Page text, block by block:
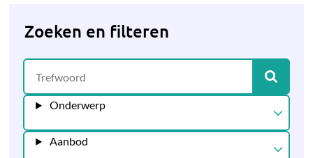
Zoeken en filteren
Onderwerp
Aanbod